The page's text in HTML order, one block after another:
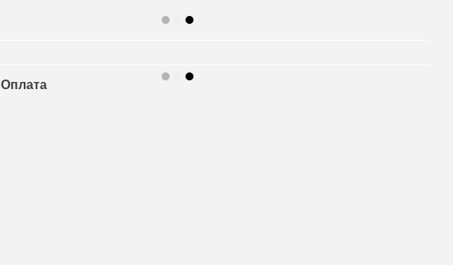
Оплата